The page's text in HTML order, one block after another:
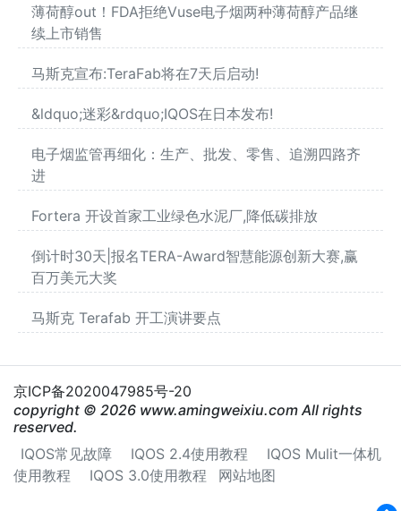
薄荷醇out！FDA拒绝Vuse电子烟两种薄荷醇产品继
续上市销售
马斯克宣布:TeraFab将在7天后启动!
&ldquo;迷彩&rdquo;IQOS在日本发布!
电子烟监管再细化：生产、批发、零售、追溯四路齐
进
Fortera 开设首家工业绿色水泥厂,降低碳排放
倒计时30天|报名TERA-Award智慧能源创新大赛,赢
百万美元大奖
马斯克 Terafab 开工演讲要点
京ICP备2020047985号-20
copyright © 2026 www.amingweixiu.com All rights
reserved.
IQOS常见故障
IQOS 2.4使用教程
IQOS Mulit一体机
使用教程
IQOS 3.0使用教程 网站地图